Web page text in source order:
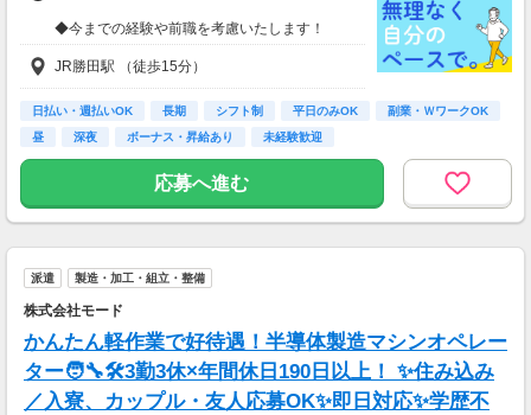
◆今までの経験や前職を考慮いたします！
JR勝田駅 （徒歩15分）
日払い・週払いOK 長期 シフト制 平日のみOK
副業・ＷワークOK
昼
深夜 ボーナス・昇給あり 未経験歓迎
応募へ進む
派遣 製造・加工・組立・整備
株式会社モード
かんたん軽作業で好待遇！半導体製造マシンオペレー
ター🧑‍🔧🛠️3勤3休×年間休日190日以上！ ✨住み込み
／入寮、カップル・友人応募OK✨即日対応✨学歴不